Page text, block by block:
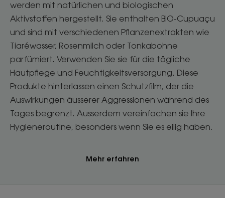
werden mit natürlichen und biologischen
Aktivstoffen hergestellt. Sie enthalten BIO-Cupuaçu
und sind mit verschiedenen Pflanzenextrakten wie
Tiaréwasser, Rosenmilch oder Tonkabohne
parfümiert. Verwenden Sie sie für die tägliche
Hautpflege und Feuchtigkeitsversorgung. Diese
Produkte hinterlassen einen Schutzfilm, der die
Auswirkungen äusserer Aggressionen während des
Tages begrenzt. Ausserdem vereinfachen sie Ihre
Hygieneroutine, besonders wenn Sie es eilig haben.
Mehr erfahren